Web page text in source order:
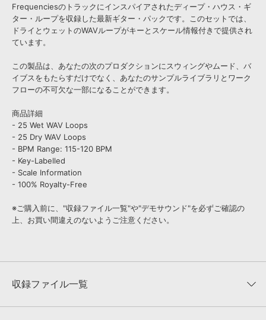
Frequenciesのトラックにインスパイアされたディープ・ハウス・ギ
ター・ループを収録した最新ギター・パックです。このセットでは、
ドライとウェットのWAVループがキーとスケール情報付きで提供され
ています。
この製品は、あなたの次のプロダクションにスウィングやムード、バ
イブスをもたらすだけでなく、あなたのサンプルライブラリとワーク
フローの不可欠な一部になることができます。
商品詳細
- 25 Wet WAV Loops
- 25 Dry WAV Loops
- BPM Range: 115-120 BPM
- Key-Labelled
- Scale Information
- 100% Royalty-Free
※ご購入前に、"収録ファイル一覧"や"デモサウンド"を必ずご確認の
上、お買い間違えのないようご注意ください。
収録ファイル一覧